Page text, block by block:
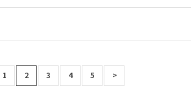
1 2 3 4 5 >